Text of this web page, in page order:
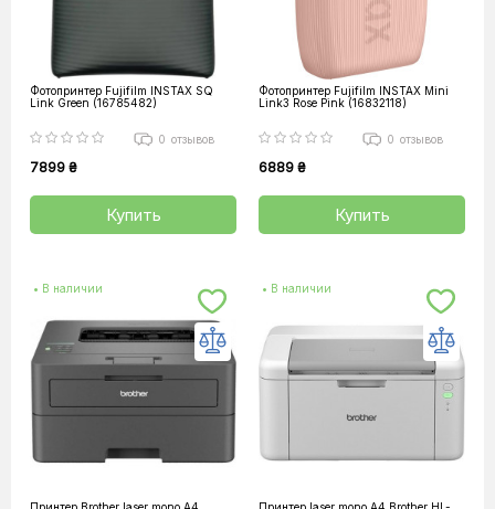
Фотопринтер Fujifilm INSTAX SQ
Link Green (16785482)
0 отзывов
7899 ₴
Купить
Фотопринтер Fujifilm INSTAX Mini
Link3 Rose Pink (16832118)
0 отзывов
6889 ₴
Купить
• В наличии • В наличии